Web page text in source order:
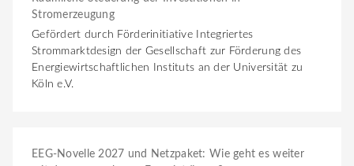
Stromerzeugung
Gefördert durch Förderinitiative Integriertes
Strommarktdesign der Gesellschaft zur Förderung des
Energiewirtschaftlichen Instituts an der Universität zu
Köln e.V.
EEG-Novelle 2027 und Netzpaket: Wie geht es weiter